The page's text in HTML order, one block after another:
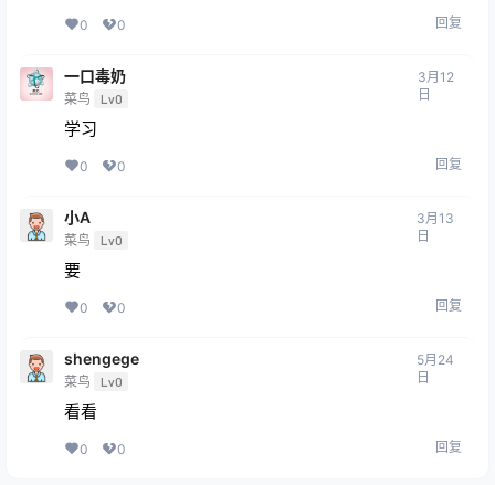
0 0 回复
一口毒奶
菜鸟 Lv0
3月12
日
学习
0 0 回复
小A
菜鸟 Lv0
3月13
日
要
0 0 回复
shengege
菜鸟 Lv0
5月24
日
看看
0 0 回复